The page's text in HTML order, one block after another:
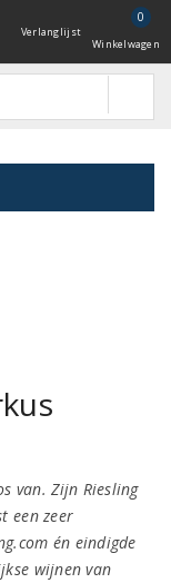
Verlanglijst
0
Winkelwagen
van. Zijn Riesling
een zeer
én eindigde
wijnen van